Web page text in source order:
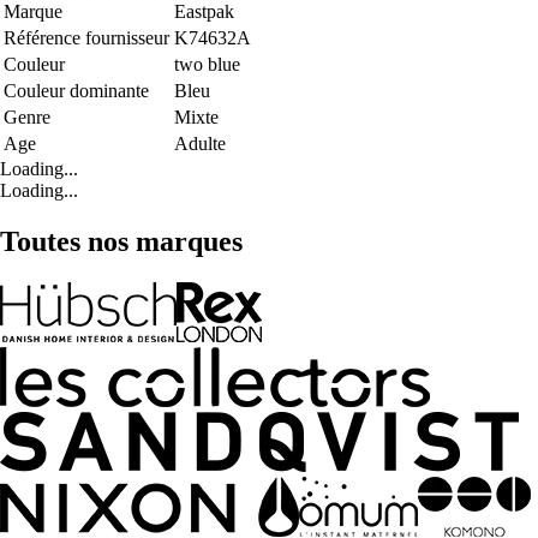
Marque
Eastpak
Référence fournisseur K74632A
Couleur
two blue
Couleur dominante
Bleu
Genre
Mixte
Age
Adulte
Loading...
Loading...
Toutes nos marques